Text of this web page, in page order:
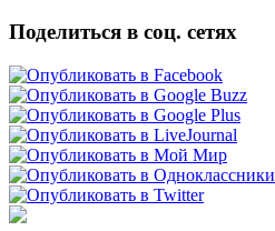
Поделиться в соц. сетях